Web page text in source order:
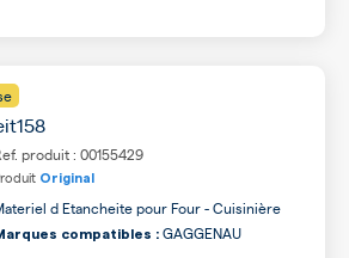
produit : 00155429
Original
d Etancheite pour Four - Cuisinière
compatibles : GAGGENAU